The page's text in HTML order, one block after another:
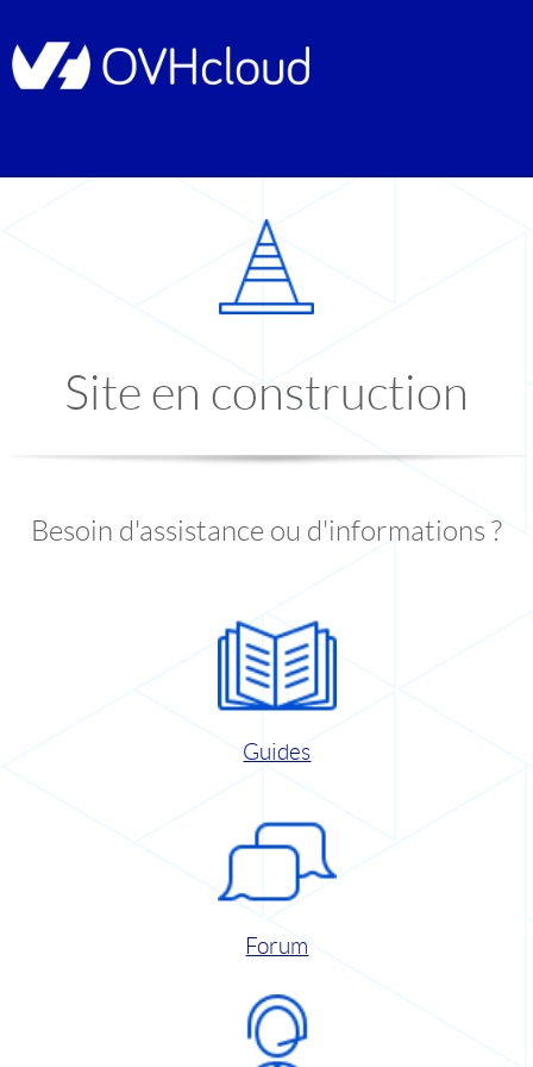
Site en construction
Besoin d'assistance ou d'informations ?
Guides
Forum